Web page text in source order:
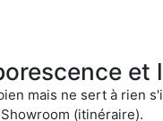
et
mais ne sert à rien
(itinéraire).